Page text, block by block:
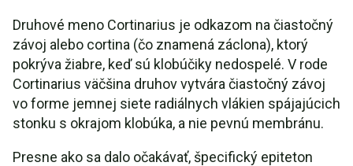
Druhové meno Cortinarius je odkazom na čiastočný
závoj alebo cortina (čo znamená záclona), ktorý
pokrýva žiabre, keď sú klobúčiky nedospelé. V rode
Cortinarius väčšina druhov vytvára čiastočný závoj
vo forme jemnej siete radiálnych vlákien spájajúcich
stonku s okrajom klobúka, a nie pevnú membránu.
Presne ako sa dalo očakávať, špecifický epiteton